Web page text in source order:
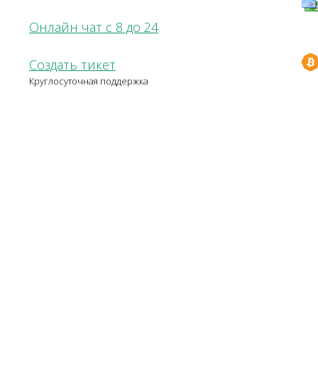
Онлайн чат с 8 до 24
Создать тикет
Круглосуточная поддержка